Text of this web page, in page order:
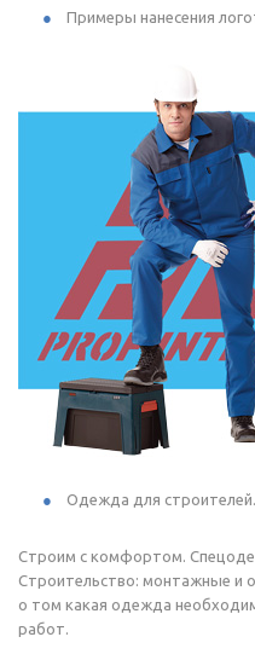
Примеры нанесения
Одежда для строителей.
Строим с комфортом.
Строительство: монтажные и
о том какая одежда
работ.